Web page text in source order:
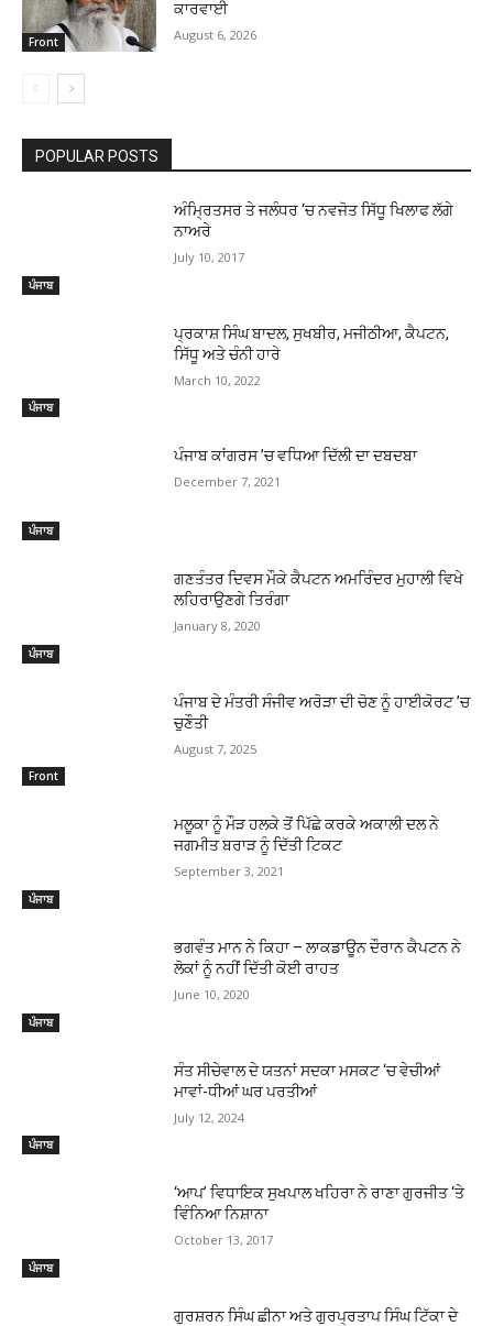
Front
ਕਾਰਵਾਈ
August 6, 2026
POPULAR POSTS
ਪੰਜਾਬ
ਅੰਮ੍ਰਿਤਸਰ ਤੇ ਜਲੰਧਰ ‘ਚ ਨਵਜੋਤ ਸਿੱਧੂ ਖਿਲਾਫ ਲੱਗੇ
ਨਾਅਰੇ
July 10, 2017
ਪੰਜਾਬ
ਪ੍ਰਕਾਸ਼ ਸਿੰਘ ਬਾਦਲ, ਸੁਖਬੀਰ, ਮਜੀਠੀਆ, ਕੈਪਟਨ,
ਸਿੱਧੂ ਅਤੇ ਚੰਨੀ ਹਾਰੇ
March 10, 2022
ਪੰਜਾਬ
ਪੰਜਾਬ ਕਾਂਗਰਸ ’ਚ ਵਧਿਆ ਦਿੱਲੀ ਦਾ ਦਬਦਬਾ
December 7, 2021
ਪੰਜਾਬ
ਗਣਤੰਤਰ ਦਿਵਸ ਮੌਕੇ ਕੈਪਟਨ ਅਮਰਿੰਦਰ ਮੁਹਾਲੀ ਵਿਖੇ
ਲਹਿਰਾਉਣਗੇ ਤਿਰੰਗਾ
January 8, 2020
Front
ਪੰਜਾਬ ਦੇ ਮੰਤਰੀ ਸੰਜੀਵ ਅਰੋੜਾ ਦੀ ਚੋਣ ਨੂੰ ਹਾਈਕੋਰਟ ’ਚ
ਚੁਣੌਤੀ
August 7, 2025
ਪੰਜਾਬ
ਮਲੂਕਾ ਨੂੰ ਮੌੜ ਹਲਕੇ ਤੋਂ ਪਿੱਛੇ ਕਰਕੇ ਅਕਾਲੀ ਦਲ ਨੇ
ਜਗਮੀਤ ਬਰਾੜ ਨੂੰ ਦਿੱਤੀ ਟਿਕਟ
September 3, 2021
ਪੰਜਾਬ
ਭਗਵੰਤ ਮਾਨ ਨੇ ਕਿਹਾ – ਲਾਕਡਾਊਨ ਦੌਰਾਨ ਕੈਪਟਨ ਨੇ
ਲੋਕਾਂ ਨੂੰ ਨਹੀਂ ਦਿੱਤੀ ਕੋਈ ਰਾਹਤ
June 10, 2020
ਪੰਜਾਬ
ਸੰਤ ਸੀਚੇਵਾਲ ਦੇ ਯਤਨਾਂ ਸਦਕਾ ਮਸਕਟ ‘ਚ ਵੇਚੀਆਂ
ਮਾਵਾਂ-ਧੀਆਂ ਘਰ ਪਰਤੀਆਂ
July 12, 2024
ਪੰਜਾਬ
‘ਆਪ’ ਵਿਧਾਇਕ ਸੁਖਪਾਲ ਖਹਿਰਾ ਨੇ ਰਾਣਾ ਗੁਰਜੀਤ ‘ਤੇ
ਵਿੰਨਿਆ ਨਿਸ਼ਾਨਾ
October 13, 2017
ਗੁਰਸ਼ਰਨ ਸਿੰਘ ਛੀਨਾ ਅਤੇ ਗੁਰਪ੍ਰਤਾਪ ਸਿੰਘ ਟਿੱਕਾ ਦੇ